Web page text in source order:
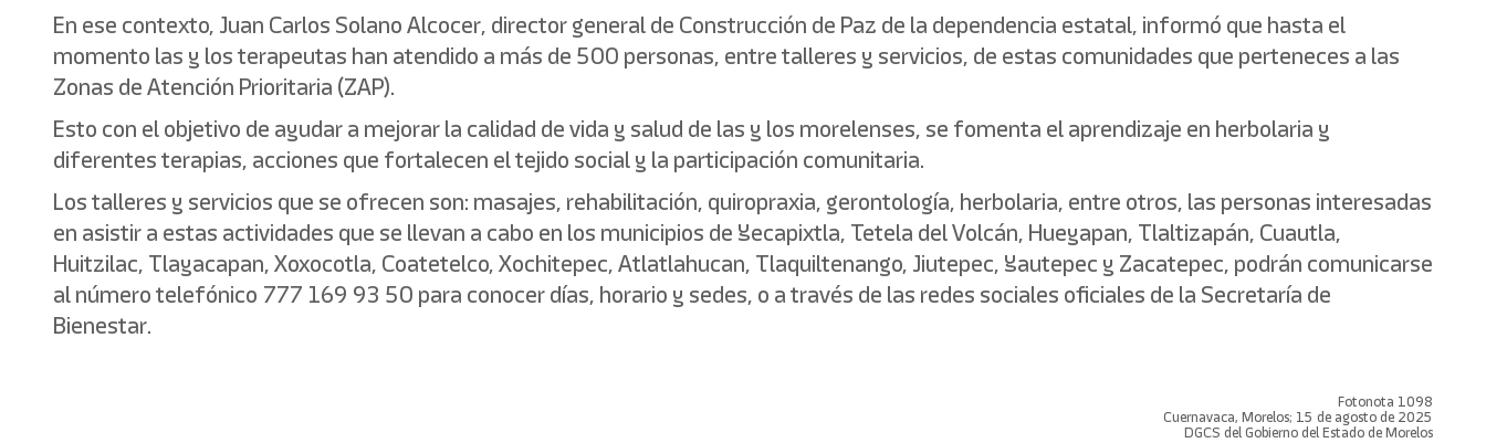
En ese contexto, Juan Carlos Solano Alcocer, director general de Construcción de Paz de la dependencia estatal, informó que hasta el
momento las y los terapeutas han atendido a más de 500 personas, entre talleres y servicios, de estas comunidades que perteneces a las
Zonas de Atención Prioritaria (ZAP).
Esto con el objetivo de ayudar a mejorar la calidad de vida y salud de las y los morelenses, se fomenta el aprendizaje en herbolaria y
diferentes terapias, acciones que fortalecen el tejido social y la participación comunitaria.
Los talleres y servicios que se ofrecen son: masajes, rehabilitación, quiropraxia, gerontología, herbolaria, entre otros, las personas interesadas
en asistir a estas actividades que se llevan a cabo en los municipios de Yecapixtla, Tetela del Volcán, Hueyapan, Tlaltizapán, Cuautla,
Huitzilac, Tlayacapan, Xoxocotla, Coatetelco, Xochitepec, Atlatlahucan, Tlaquiltenango, Jiutepec, Yautepec y Zacatepec, podrán comunicarse
al número telefónico 777 169 93 50 para conocer días, horario y sedes, o a través de las redes sociales oficiales de la Secretaría de
Bienestar.
Fotonota 1098
Cuernavaca, Morelos; 15 de agosto de 2025
DGCS del Gobierno del Estado de Morelos